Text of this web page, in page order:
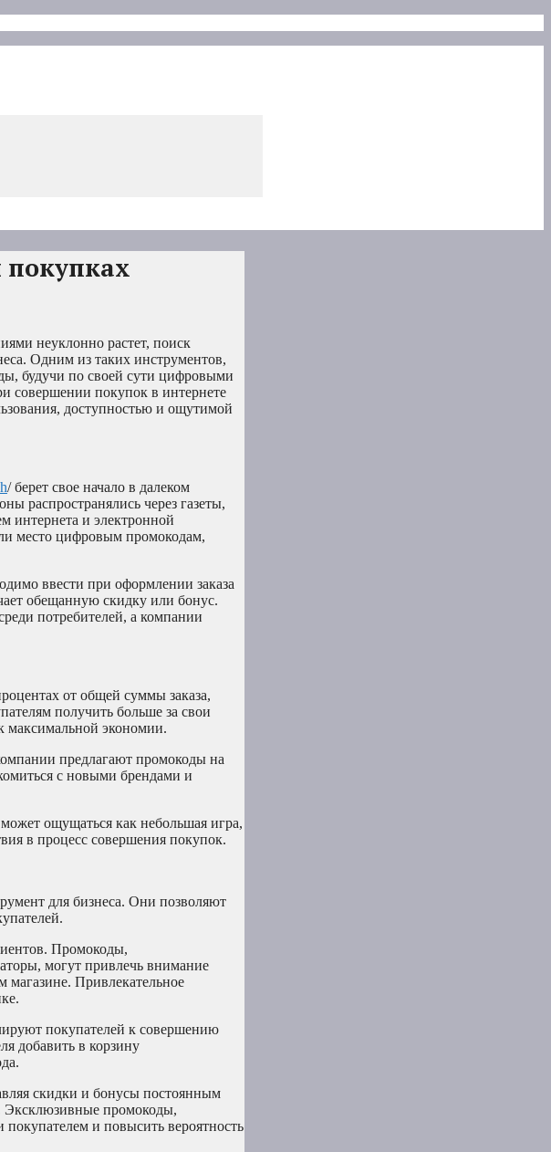
неуклонно растет, поиск
Одним из таких инструментов,
будучи по своей сути цифровыми
совершении покупок в интернете
доступностью и ощутимой
/ берет свое начало в далеком
распространялись через газеты,
интернета и электронной
место цифровым промокодам,
ввести при оформлении заказа
обещанную скидку или бонус.
потребителей, а компании
от общей суммы заказа,
получить больше за свои
максимальной экономии.
предлагают промокоды на
с новыми брендами и
ощущаться как небольшая игра,
в процесс совершения покупок.
для бизнеса. Они позволяют
Промокоды,
могут привлечь внимание
магазине. Привлекательное
покупателей к совершению
добавить в корзину
скидки и бонусы постоянным
Эксклюзивные промокоды,
и повысить вероятность